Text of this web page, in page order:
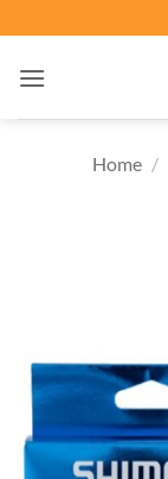
ai
contenuti
Home /